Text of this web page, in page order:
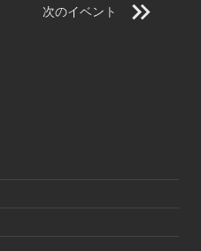
次のイベント